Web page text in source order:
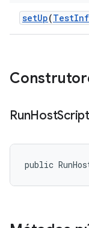
setUp(Test
RunHostScript
public